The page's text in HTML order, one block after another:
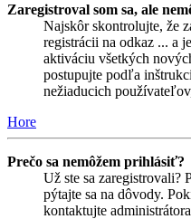
Zaregistroval som sa, ale
Najskôr skontrolujte, že
registrácii na odkaz ... a
aktiváciu všetkých
postupujte podľa
nežiaducich
Hore
Prečo sa nemôžem prihlásiť?
Už ste sa zaregistrovali?
pýtajte sa na dôvody.
kontaktujte